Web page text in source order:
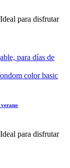
para disfrutar
verano
para disfrutar